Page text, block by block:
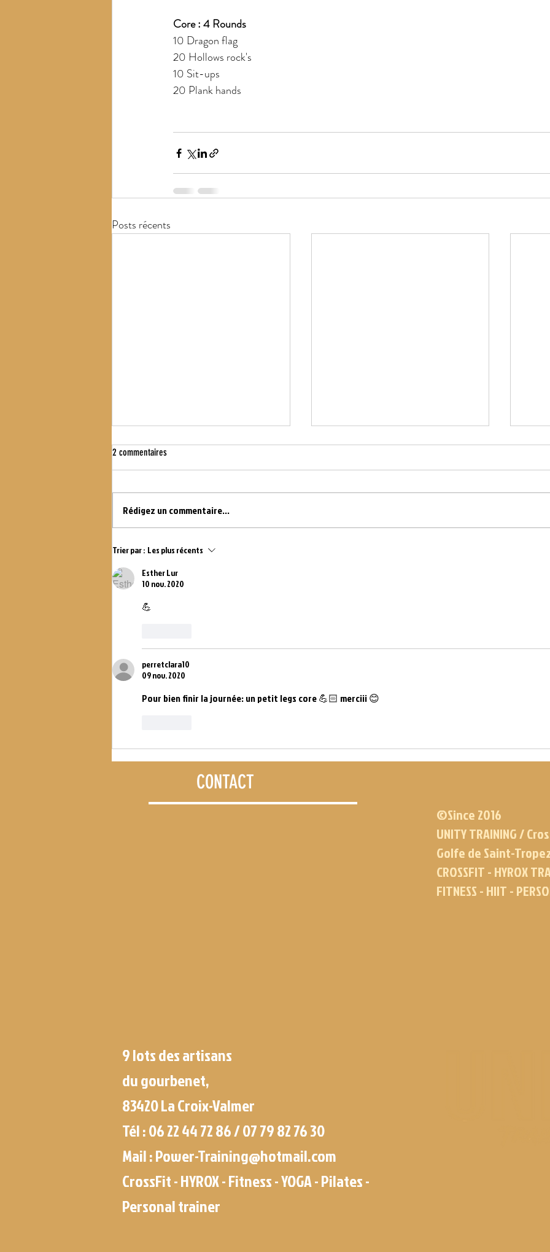
Core : 4 Rounds
10 Dragon flag
20 Hollows rock's
10 Sit-ups
20 Plank hands
Posts récents
WOD DU 16.07.21 WOD DU 15.07.21 WOD
2 commentaires
Rédigez un commentaire...
Trier par : Les plus récents
Esther Lur
10 nov. 2020
💪
perretclara10
09 nov. 2020
Pour bien finir la journée: un petit legs core 💪🏻 merciii 😊
CONTACT
©Since 2016
UNITY TRAINING /
Golfe de Saint-Tropez
CROSSFIT - HYROX
FITNESS - HIIT -
9 lots des artisans
du gourbenet,
83420 La Croix-Valmer
Tél : 06 22 44 72 86 /07 79 82 76 30
Mail :Power-Training@hotmail.com
CrossFit - HYROX - Fitness - YOGA - Pilates -
Personal trainer